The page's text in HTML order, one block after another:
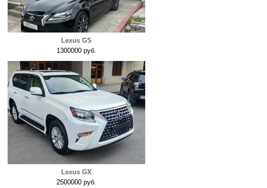
Lexus GS
1300000 руб.
Lexus GX
2500000 руб.